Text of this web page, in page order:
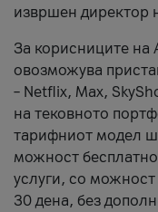
извршен директор
За корисниците на
овозможува
– Netflix, Max,
на тековното
тарифниот модел
можност
услуги, со
30 дена, без